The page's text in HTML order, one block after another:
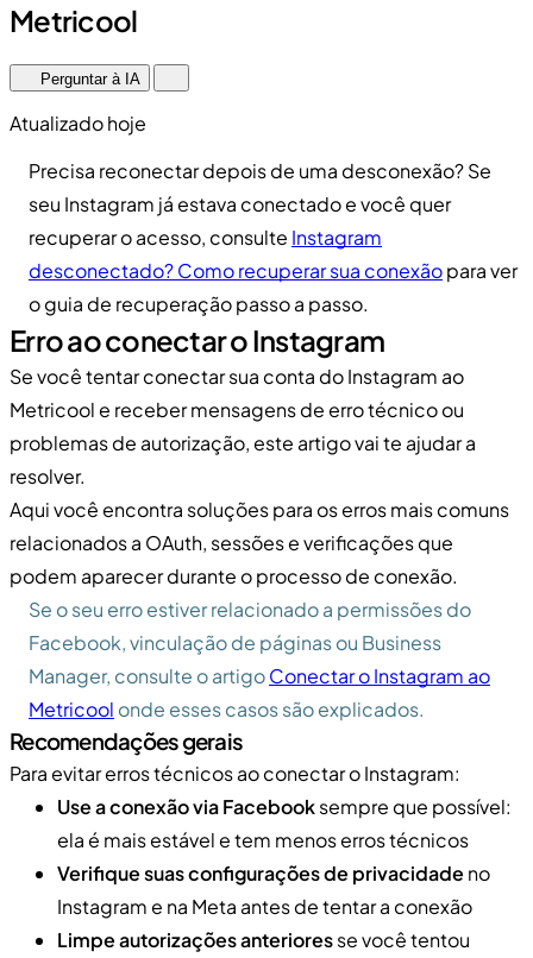
Metricool
Perguntar à IA
Atualizado hoje
Precisa reconectar depois de uma desconexão? Se
seu Instagram já estava conectado e você quer
recuperar o acesso, consulte Instagram
desconectado? Como recuperar sua conexãopara ver
o guia de recuperação passo a passo.
Erro ao conectar o Instagram
Se você tentar conectar sua conta do Instagram ao
Metricool e receber mensagens de erro técnico ou
problemas de autorização, este artigo vai te ajudar a
resolver.
Aqui você encontra soluções para os erros mais comuns
relacionados a OAuth, sessões e verificações que
podem aparecer durante o processo de conexão.
Se o seu erro estiver relacionado a permissões do
Facebook, vinculação de páginas ou Business
Manager, consulte o artigoConectar o Instagram ao
Metricool onde esses casos são explicados.
Recomendações gerais
Para evitar erros técnicos ao conectar o Instagram:
Use a conexão via Facebooksempre que possível:
ela é mais estável e tem menos erros técnicos
Verifique suas configurações de privacidade no
Instagram e na Meta antes de tentar a conexão
Limpe autorizações anterioresse você tentou